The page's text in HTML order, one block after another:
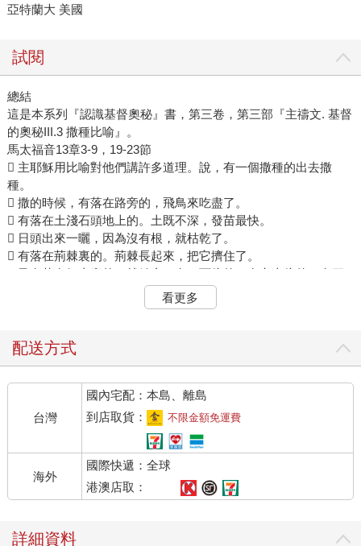
亞特蘭大 美國
試閱
總結
這是本系列『認識基督奧秘』書，第三卷，第三部『主禱文. 基督
的奧秘III.3 撒種比喻』。
馬太福音13章3-9，19-23節
 主耶穌用比喻對他們講許多道理。說，有一個撒種的出去撒
種。
 撒的時候，有落在路旁的，飛鳥來吃盡了。
 有落在土淺石頭地上的。土既不深，發苗最快。
 日頭出來一曬，因為沒有根，就枯乾了。
 有落在荊棘裏的。荊棘長起來，把它擠住了。
 又有落在好土裏的，就結實，有一百倍的，有六十倍的，有三
 有耳可聽的，就應當聽。
奪了去。這就是撒在路旁的了。
 只因心裏沒有根，不過是暫時的。及至為道遭了患難，或是受
了逼迫，立刻就跌倒了。
 撒在荊棘裏的，就是人聽了道，後來有世上的思慮，錢財的迷
惑，把道擠住了，不能結實。
 撒在好地上的，就是人聽道明白了。後來結實，有一百倍的，
有六十倍的，有三十倍的。
這是認識主耶穌說的撒種比喻。有甚麼特別用意？這就是主耶穌
的解釋﹕
道。
看更多
配送方式
台灣
國內宅配：本島、離島
到店取貨：
不限金額免運費
海外
國際快遞：全球
港澳店取：
詳細資料